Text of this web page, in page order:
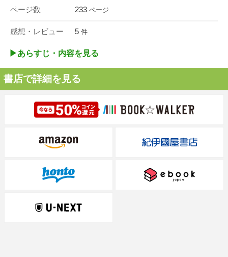
ページ数 233 ページ
感想・レビュー 5 件
▶︎あらすじ・内容を見る
書店で詳細を見る